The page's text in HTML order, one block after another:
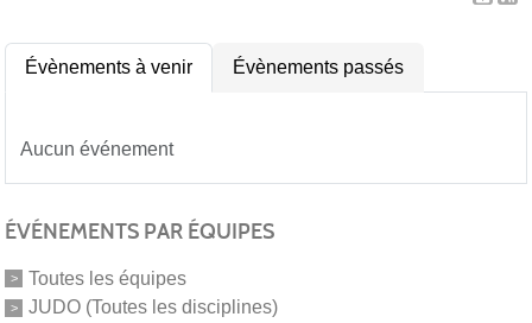
Évènements à venir Évènements passés
Aucun événement
ÉVÉNEMENTS PAR ÉQUIPES
Toutes les équipes
JUDO (Toutes les disciplines)